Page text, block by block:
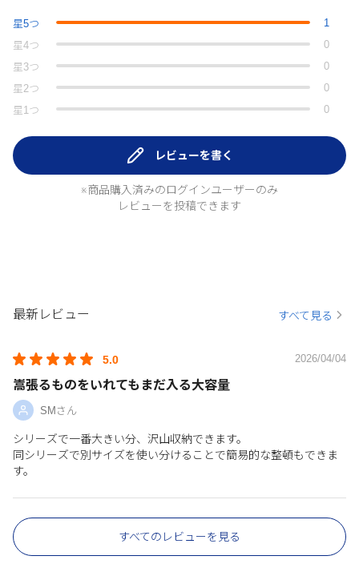
星5つ
1
星4つ
0
星 3つ
0
星 2つ
0
星 1 つ 0
レビューを書く
※商品購入済みのログインユーザーのみ
レビューを投稿できます
最新レビュー すべて見る
5.0 2026/04/04
嵩張るものをいれてもまだ入る大容量
SMさん
シリーズで一番大きい分、沢山収納できます。
同シリーズで別サイズを使い分けることで簡易的な整頓もできま
す。
すべてのレビューを見る